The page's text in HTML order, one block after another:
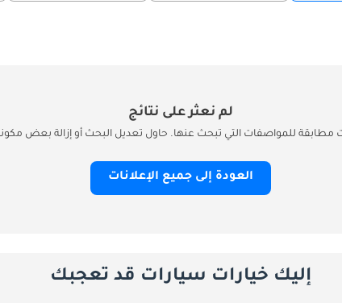
لم نعثر على نتائج
مطابقة للمواصفات التي تبحث عنها. حاول تعديل البحث أو إزالة بعض
العودة إلى جميع الإعلانات
إليك خيارات سيارات قد تعجبك